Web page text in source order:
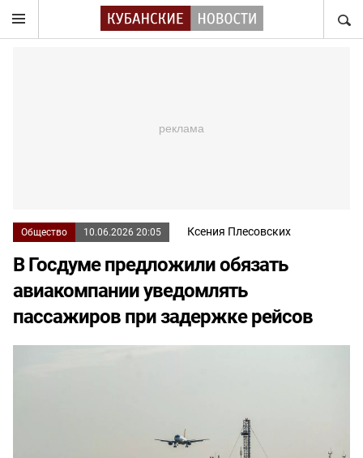
Общество 10.06.2026 20:05 Ксения Плесовских
В Госдуме предложили обязать
авиакомпании уведомлять
пассажиров при задержке рейсов